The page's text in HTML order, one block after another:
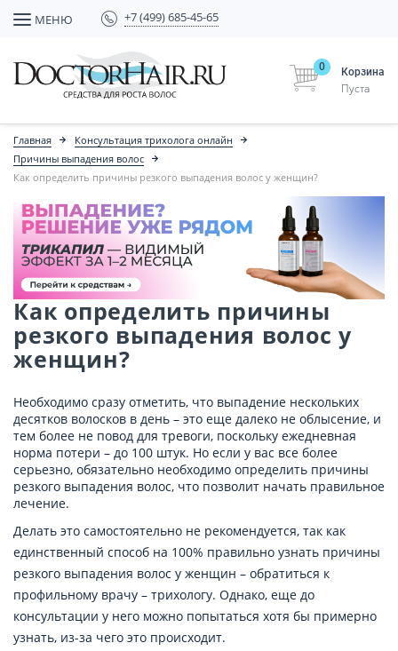
МЕНЮ +7 (499) 685-45-65
Корзина
0
Пуста
Главная
Консультация трихолога онлайн
Причины выпадения волос
Как определить причины резкого выпадения волос у женщин?
Как определить причины
резкого выпадения волос у
женщин?
Необходимо сразу отметить, что выпадение нескольких
десятков волосков в день – это еще далеко не облысение, и
тем более не повод для тревоги, поскольку ежедневная
норма потери – до 100 штук. Но если у вас все более
серьезно, обязательно необходимо определить причины
резкого выпадения волос, что позволит начать правильное
лечение.
Делать это самостоятельно не рекомендуется, так как
единственный способ на 100% правильно узнать причины
резкого выпадения волос у женщин – обратиться к
профильному врачу – трихологу. Однако, еще до
консультации у него можно попытаться хотя бы примерно
узнать, из-за чего это происходит.